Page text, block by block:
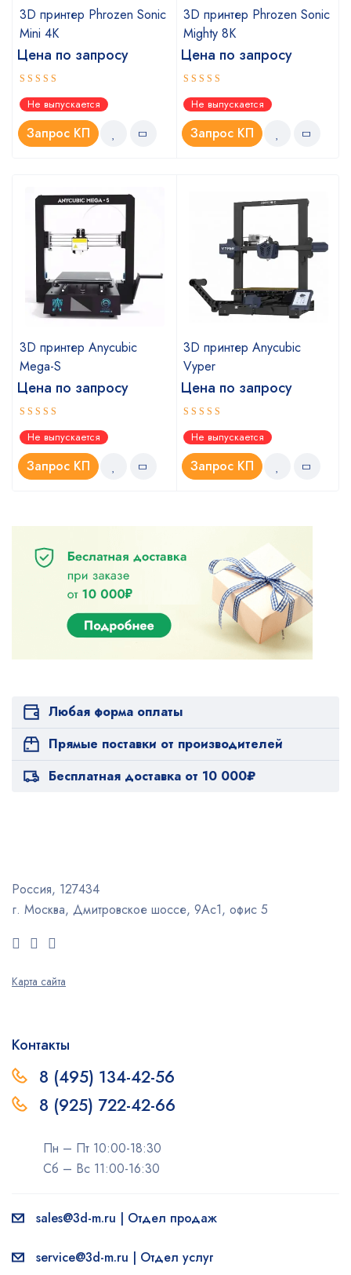
3D принтер Phrozen Sonic
Mini 4K
Цена по запросу
Оценка
5.00из 5
Не выпускается
Запрос КП
3D принтер Phrozen Sonic
Mighty 8K
Цена по запросу
Оценка
5.00из 5
Не выпускается
Запрос КП
3D принтер Anycubic
Mega-S
Цена по запросу
Оценка
4.00из
5
Не выпускается
Запрос КП
3D принтер Anycubic
Vyper
Цена по запросу
Оценка
4.00из
5
Не выпускается
Запрос КП
Любая форма оплаты
Прямые поставки от производителей
Бесплатная доставка от 10 000₽
Россия, 127434
г. Москва, Дмитровское шоссе, 9Ас1, офис 5
Карта сайта
Контакты
8 (495) 134-42-56
8 (925) 722-42-66
Пн – Пт 10:00-18:30
Сб – Вс 11:00-16:30
sales@3d-m.ru | Отдел продаж
service@3d-m.ru | Отдел услуг